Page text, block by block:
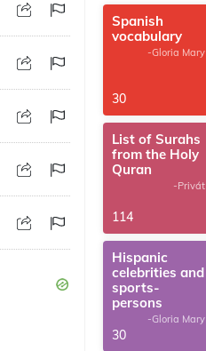
Spanish
vocabulary
-Gloria Mary
30
List of Surahs
from the Holy
Quran
-Privát
114
Hispanic
celebrities and
sports-
persons
-Gloria Mary
30